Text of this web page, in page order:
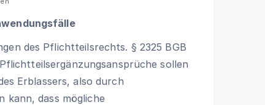
des Pflichtteilsrechts. § 2325 BGB
sollen
Erblassers, also durch
kann, dass mögliche